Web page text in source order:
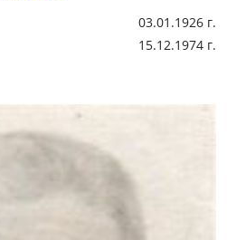
03.01.1926 г.
15.12.1974 г.